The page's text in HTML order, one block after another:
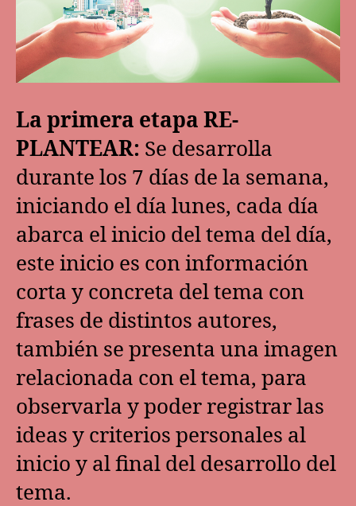
La primera etapa RE-
PLANTEAR: Se desarrolla
durante los 7 días de la semana,
iniciando el día lunes, cada día
abarca el inicio del tema del día,
este inicio es con información
corta y concreta del tema con
frases de distintos autores,
también se presenta una imagen
relacionada con el tema, para
observarla y poder registrar las
ideas y criterios personales al
inicio y al final del desarrollo del
tema.